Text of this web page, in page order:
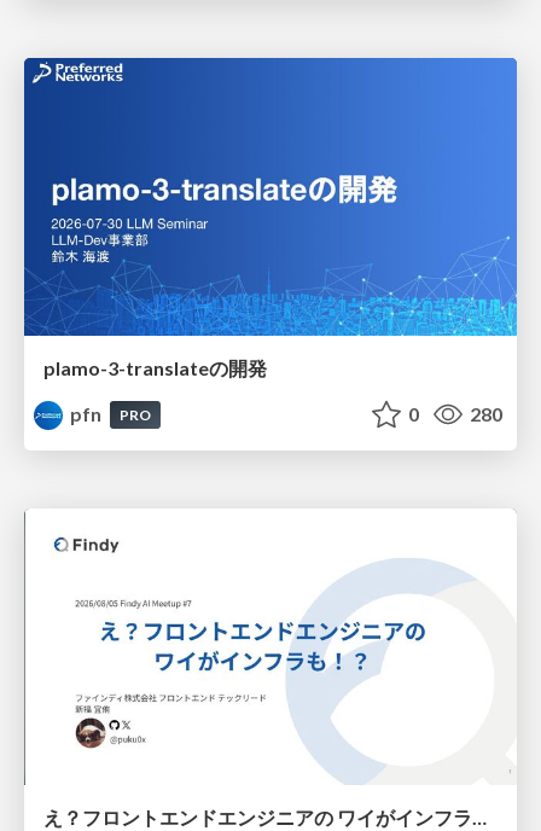
plamo-3-translateの開発
pfn
PRO 0 280
え？フロントエンドエンジニアの ワイがインフラも！？